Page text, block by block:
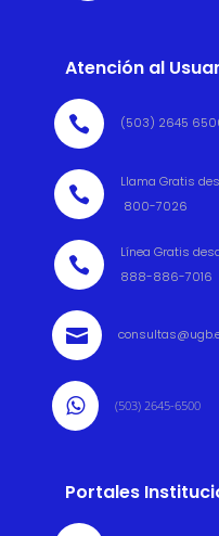
Atención al
 (503) 2645

Llama Gratis
800-7026

Línea Gratis
888-886-7016

 (503) 2645-6500
Portales